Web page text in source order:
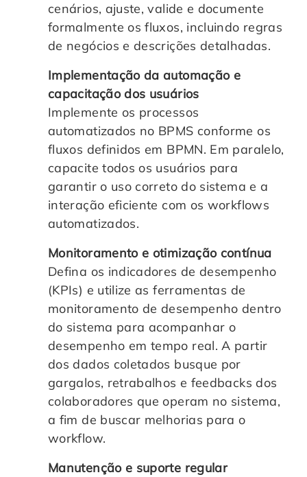
cenários, ajuste, valide e documente
formalmente os fluxos, incluindo regras
de negócios e descrições detalhadas.
Implementação da automação e
capacitação dos usuários
Implemente os processos
automatizados no BPMS conforme os
fluxos definidos em BPMN. Em paralelo,
capacite todos os usuários para
garantir o uso correto do sistema e a
interação eficiente com os workflows
automatizados.
Monitoramento e otimização contínua
Defina os indicadores de desempenho
(KPIs) e utilize as ferramentas de
monitoramento de desempenho dentro
do sistema para acompanhar o
desempenho em tempo real. A partir
dos dados coletados busque por
gargalos, retrabalhos e feedbacks dos
colaboradores que operam no sistema,
a fim de buscar melhorias para o
workflow.
Manutenção e suporte regular